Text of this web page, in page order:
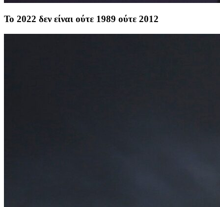
To 2022 δεν είναι ούτε 1989 ούτε 2012